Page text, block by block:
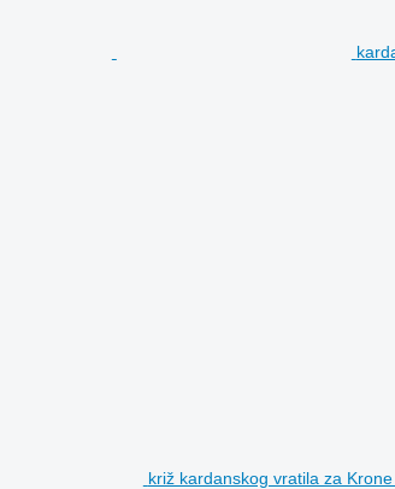
križ kardanskog vratila za